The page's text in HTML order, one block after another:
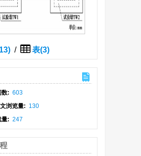
/ 表(3)
数: 603
浏览量: 130
量: 247